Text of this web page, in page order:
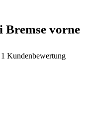
Bremse vorne
1 Kundenbewertung